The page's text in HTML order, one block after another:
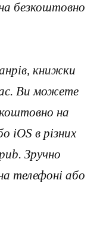
безкоштовно
книжки
Ви можете
на
iOS в різних
Зручно
телефоні або